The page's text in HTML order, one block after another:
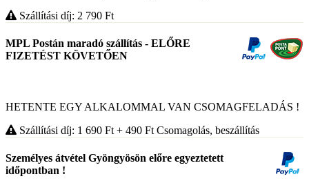
Szállítási díj: 2 790 Ft
MPL Postán maradó szállítás - ELŐRE
FIZETÉST KÖVETŐEN
HETENTE EGY ALKALOMMAL VAN CSOMAGFELADÁS !
Szállítási díj: 1 690 Ft + 490 Ft Csomagolás, beszállítás
Személyes átvétel Gyöngyösön előre egyeztetett
időpontban !